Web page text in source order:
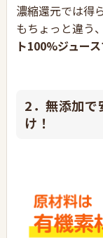
濃縮還元では得
もちょっと違う、
ト100%ジュース
2．無添加で
け！